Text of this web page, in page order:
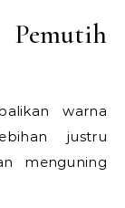
warna
justru
menguning